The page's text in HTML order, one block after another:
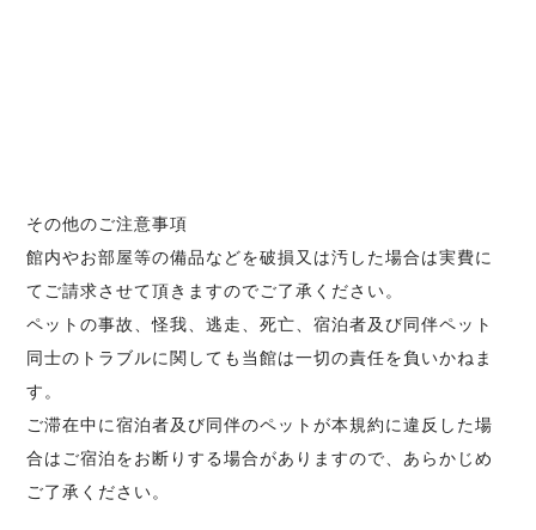
その他のご注意事項
館内やお部屋等の備品などを破損又は汚した場合は実費に
てご請求させて頂きますのでご了承ください。
ペットの事故、怪我、逃走、死亡、宿泊者及び同伴ペット
同士のトラブルに関しても当館は一切の責任を負いかねま
す。
ご滞在中に宿泊者及び同伴のペットが本規約に違反した場
合はご宿泊をお断りする場合がありますので、あらかじめ
ご了承ください。